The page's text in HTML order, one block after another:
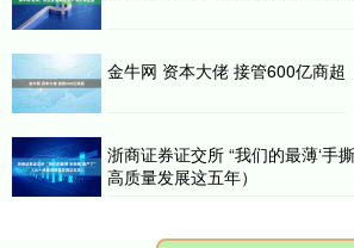
金牛网 资本大佬 接管600亿商超
浙商证券证交所 “我们的最薄‘手
高质量发展这五年）